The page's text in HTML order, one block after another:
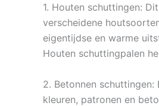
1. Houten schuttingen:
verscheidene
eigentijdse en warme
Houten schuttingpalen
2. Betonnen
kleuren, patronen en